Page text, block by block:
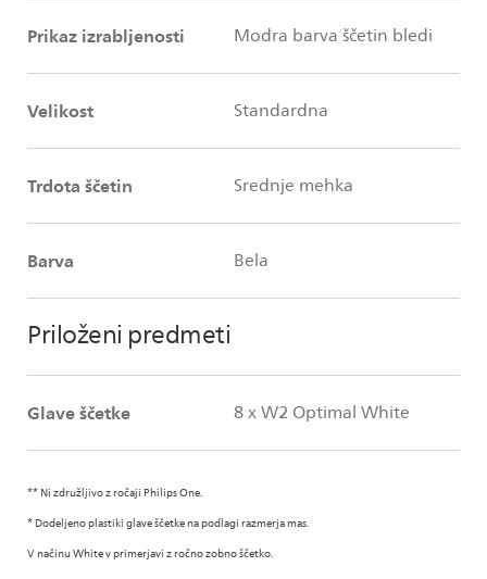
Prikaz izrabljenosti Modra barva ščetin bledi
Velikost Standardna
Trdota ščetin Srednje mehka
Barva Bela
Priloženi predmeti
Glave ščetke 8 x W2 Optimal White
** Ni združljivo z ročaji Philips One.
* Dodeljeno plastiki glave ščetke na podlagi razmerja mas.
V načinu White v primerjavi z ročno zobno ščetko.